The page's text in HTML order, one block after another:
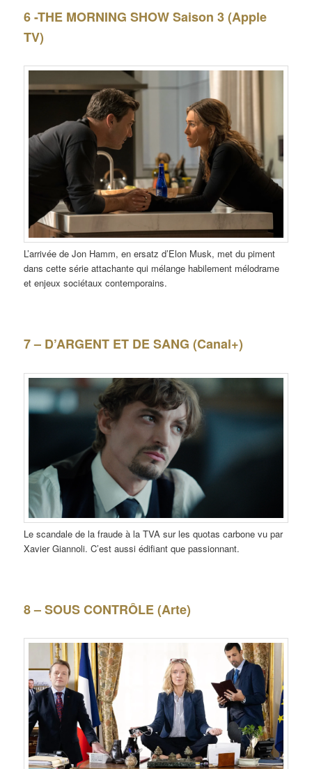
6 -THE MORNING SHOW Saison 3 (Apple
TV)
L’arrivée de Jon Hamm, en ersatz d’Elon Musk, met du piment
dans cette série attachante qui mélange habilement mélodrame
et enjeux sociétaux contemporains.
7 – D’ARGENT ET DE SANG (Canal+)
Le scandale de la fraude à la TVA sur les quotas carbone vu par
Xavier Giannoli. C’est aussi édifiant que passionnant.
8 – SOUS CONTRÔLE (Arte)